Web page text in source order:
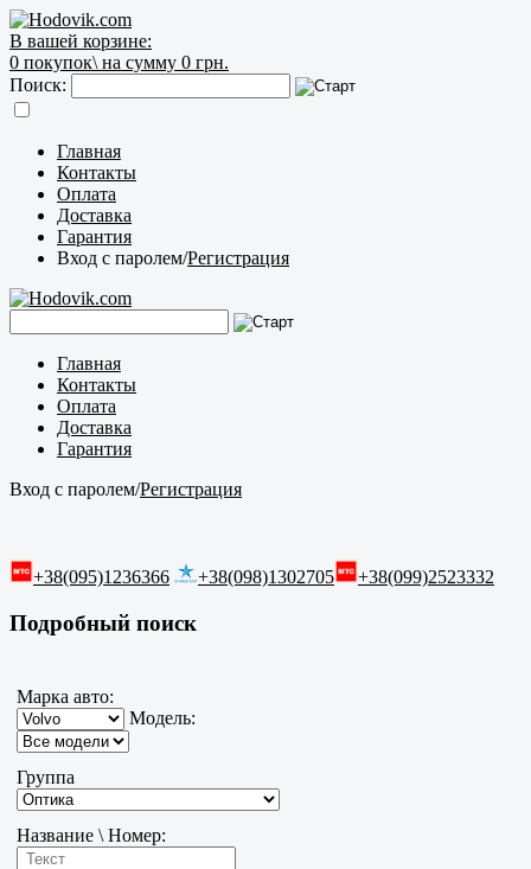
В вашей корзине:
0 покупок\ на сумму 0 грн.
Поиск:
Главная
Контакты
Оплата
Доставка
Гарантия
Вход с паролем/Регистрация
Главная
Контакты
Оплата
Доставка
Гарантия
Вход с паролем/Регистрация
+38(095)1236366 +38(098)1302705 +38(099)2523332
Подробный поиск
Марка авто:
Модель:
Группа
Название \ Номер: